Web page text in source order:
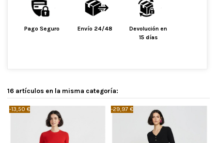
Pago Seguro Envío 24/48
Devolución en
15 días
16 artículos en la misma categoría:
-13,50 € -29,97 €